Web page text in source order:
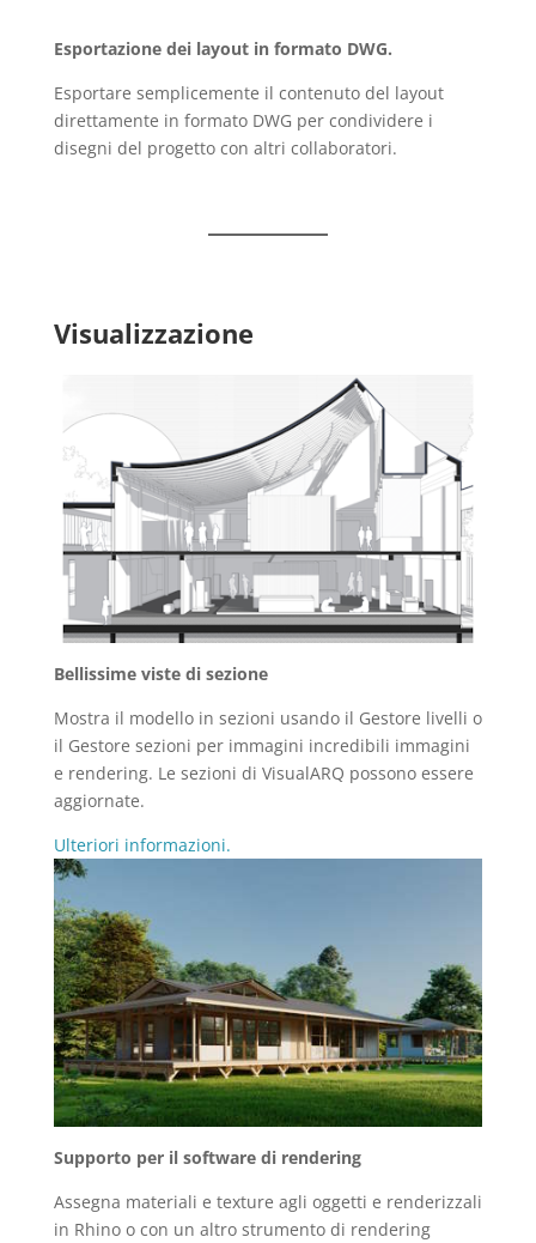
Esportazione dei layout in formato DWG.
Esportare semplicemente il contenuto del layout
direttamente in formato DWG per condividere i
disegni del progetto con altri collaboratori.
Visualizzazione
Bellissime viste di sezione
Mostra il modello in sezioni usando il Gestore livelli o
il Gestore sezioni per immagini incredibili immagini
e rendering. Le sezioni di VisualARQ possono essere
aggiornate.
Ulteriori informazioni.
Supporto per il software di rendering
Assegna materiali e texture agli oggetti e renderizzali
in Rhino o con un altro strumento di rendering